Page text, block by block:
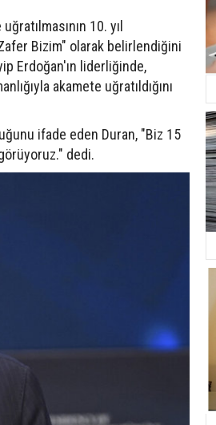
10. yıl
Bizim" olarak belirlendiğini
Erdoğan'ın liderliğinde,
akamete uğratıldığını
ifade eden Duran, "Biz 15
dedi.